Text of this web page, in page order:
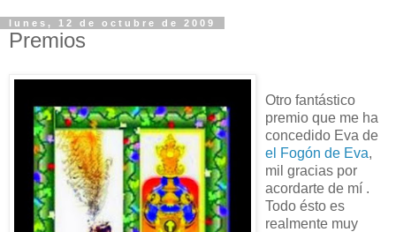
lunes, 12 de octubre de 2009
Premios
Otro fantástico
premio que me ha
concedido Eva de
el Fogón de Eva,
mil gracias por
acordarte de mí .
Todo ésto es
realmente muy